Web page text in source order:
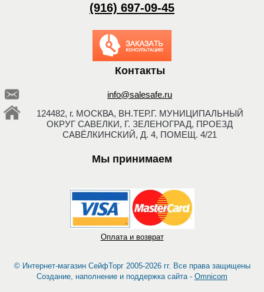
(916) 697-09-45
Заказать обратный
звонок
Контакты
info@salesafe.ru
124482, г. МОСКВА, ВН.ТЕР.Г. МУНИЦИПАЛЬНЫЙ
ОКРУГ САВЕЛКИ, Г. ЗЕЛЕНОГРАД, ПРОЕЗД
САВЁЛКИНСКИЙ, Д. 4, ПОМЕЩ. 4/21
Мы принимаем
Оплата и возврат
© Интернет-магазин СейфТорг 2005-2026 гг. Все права защищены
Создание, наполнение и поддержка сайта - Omnicom